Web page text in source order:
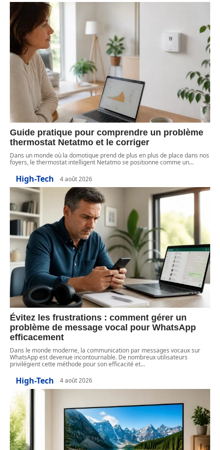
Guide pratique pour comprendre un problème
thermostat Netatmo et le corriger
Dans un monde où la domotique prend de plus en plus de place dans nos
foyers, le thermostat intelligent Netatmo se positionne comme un…
High-Tech 4 août 2026
Évitez les frustrations : comment gérer un
problème de message vocal pour WhatsApp
efficacement
Dans le monde moderne, la communication par messages vocaux sur
WhatsApp est devenue incontournable. De nombreux utilisateurs
privilégient cette méthode pour son efficacité et…
High-Tech 4 août 2026